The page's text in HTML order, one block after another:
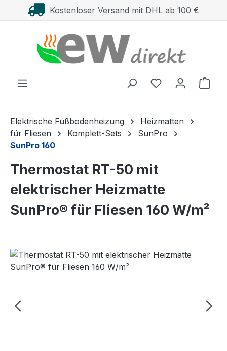
Zum Hauptinhalt springen
Kostenloser Versand mit DHL ab 100 €
Elektrische Fußbodenheizung
Heizmatten
für Fliesen
Komplett-Sets
SunPro
SunPro 160
Thermostat RT-50 mit
elektrischer Heizmatte
SunPro® für Fliesen 160 W/m²
Bildergalerie überspringen